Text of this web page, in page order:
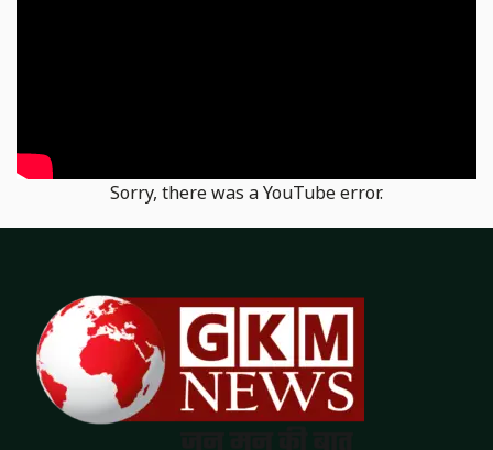
Sorry, there was a YouTube error.